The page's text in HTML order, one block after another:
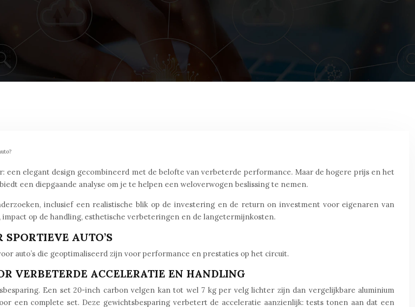
een elegant design gecombineerd met de belofte van verbeterde performance. Maar de hogere prijs en het
een diepgaande analyse om je te helpen een weloverwogen beslissing te nemen.
inclusief een realistische blik op de investering en de return on investment voor eigenaren van
op de handling, esthetische verbeteringen en de langetermijnkosten.
AUTO’S
auto’s die geoptimaliseerd zijn voor performance en prestaties op het circuit.
VERBETERDE ACCELERATIE EN HANDLING
Een set 20-inch carbon velgen kan tot wel 7 kg per velg lichter zijn dan vergelijkbare aluminium
een complete set. Deze gewichtsbesparing verbetert de acceleratie aanzienlijk: tests tonen aan dat een